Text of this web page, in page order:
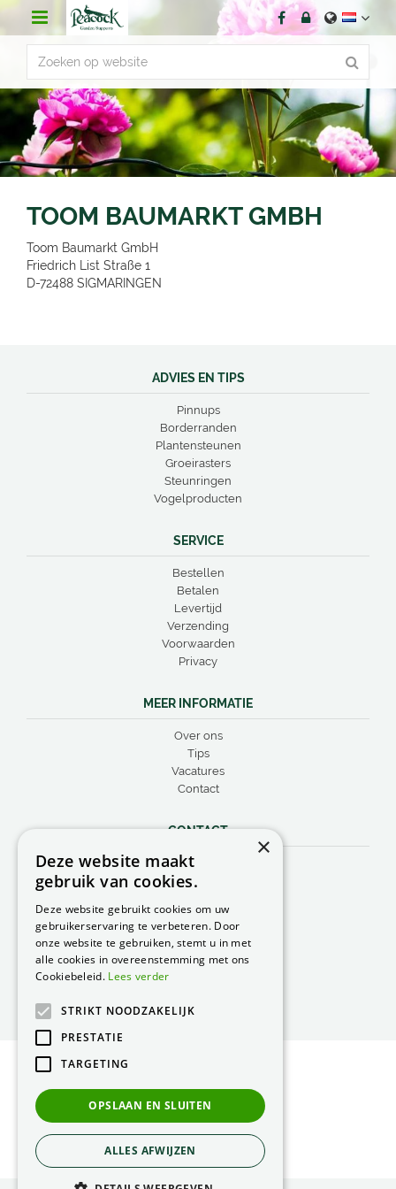
r
n
t
TOOM BAUMARKT GMBH
Toom Baumarkt GmbH
Friedrich List Straße 1
D-72488 SIGMARINGEN
ADVIES EN TIPS
Pinnups
Borderranden
Plantensteunen
Groeirasters
Steunringen
Vogelproducten
SERVICE
Bestellen
Betalen
Levertijd
Verzending
Voorwaarden
Privacy
MEER INFORMATIE
Over ons
Tips
Vacatures
Contact
CONTACT
Peacock Garden Supports
Industrieweg 22
Nederland
0499 57 40 80
F. 0499 57 40 84
E.peacock@peacock.nl
Privacy Statement
Green Solutions
×
Deze website maakt
gebruik van cookies.
Deze website gebruikt cookies om uw
gebruikerservaring te verbeteren. Door
onze website te gebruiken, stemt u in met
alle cookies in overeenstemming met ons
Cookiebeleid. Lees verder
STRIKT NOODZAKELIJK
PRESTATIE
TARGETING
OPSLAAN EN SLUITEN
ALLES AFWIJZEN